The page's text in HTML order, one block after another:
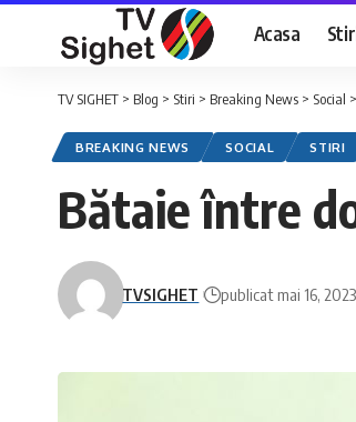
Acasa
TV SIGHET > Blog > Stiri > Breaking News > Social >
BREAKING NEWS SOCIAL STIRI
Bătaie între
TVSIGHET publicat mai 16, 2023